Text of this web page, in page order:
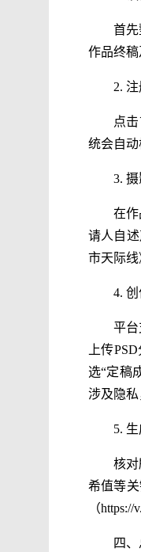
首
作品终稿
2.
点
统会自动
3.
在
请人自
市天际
4.
平
上传
选“定稿
涉及隐私
5.
核
希值等
（
四